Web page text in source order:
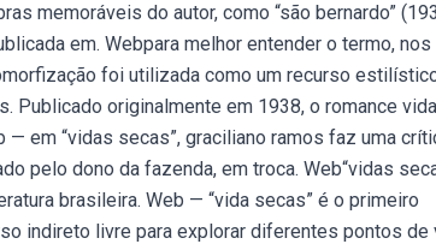
memoráveis do autor, como “são bernardo”
em. Webpara melhor entender o termo, nos
foi utilizada como um recurso
Publicado originalmente em 1938, o romance
em “vidas secas”, graciliano ramos faz uma
pelo dono da fazenda, em troca. Web“vidas
brasileira. Web — “vida secas” é o primeiro
indireto livre para explorar diferentes pontos de